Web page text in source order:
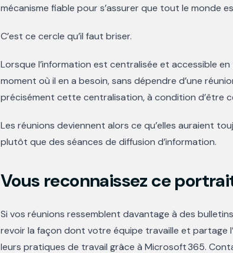
mécanisme fiable pour s’assurer que tout le monde
C’est ce cercle qu’il faut briser.
Lorsque l’information est centralisée et accessible
moment où il en a besoin, sans dépendre d’une
précisément cette centralisation, à condition d’être
Les réunions deviennent alors ce qu’elles auraient
plutôt que des séances de diffusion d’information.
Vous reconnaissez ce
Si vos réunions ressemblent davantage à des
revoir la façon dont votre équipe travaille et partage
leurs pratiques de travail grâce à Microsoft 365.